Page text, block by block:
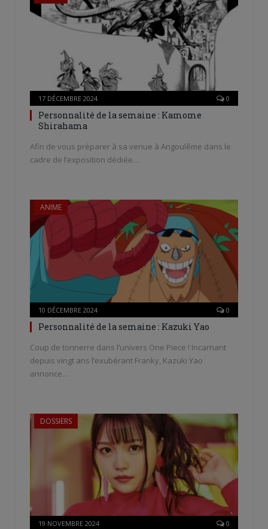
17 DÉCEMBRE 2024 0
Personnalité de la semaine : Kamome
Shirahama
Afin de vous préparer à sa venue à Angoulême dans le
cadre de l’exposition dédiée…
ANIME
10 DÉCEMBRE 2024 0
Personnalité de la semaine : Kazuki Yao
Coup de tonnerre dans l’univers One Piece ! Incarnant
depuis vingt ans l’exubérant Franky, Kazuki Yao
annonce…
DOSSIERS
19 NOVEMBRE 2024 0